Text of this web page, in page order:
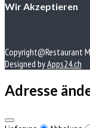
Wir Akzeptieren
Copyright@Restaurant
Designed byApps24.ch
Adresse